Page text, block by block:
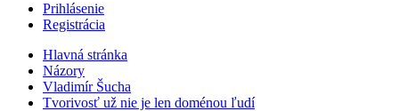
Prihlásenie
Registrácia
Hlavná stránka
Názory
Vladimír Šucha
Tvorivosť už nie je len doménou ľudí